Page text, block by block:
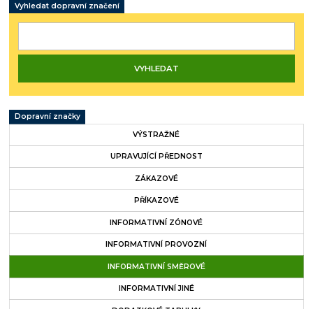
Vyhledat dopravní značení
Dopravní značky
VÝSTRAŽNÉ
UPRAVUJÍCÍ PŘEDNOST
ZÁKAZOVÉ
PŘÍKAZOVÉ
INFORMATIVNÍ ZÓNOVÉ
INFORMATIVNÍ PROVOZNÍ
INFORMATIVNÍ SMĚROVÉ
INFORMATIVNÍ JINÉ